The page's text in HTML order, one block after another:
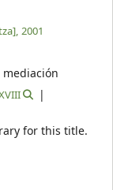
2001
mediación
for this title.